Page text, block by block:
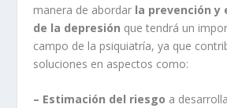
manera de abordar la prevención
de la depresión que tendrá un
campo de la psiquiatría, ya que
soluciones en aspectos como:
– Estimación del riesgo a